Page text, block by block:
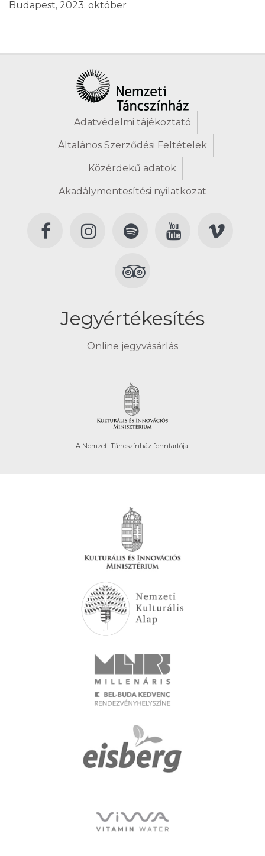
Budapest, 2023. október
Adatvédelmi tájékoztató
Általános Szerződési Feltételek
Közérdekű adatok
Akadálymentesítési nyilatkozat
Jegyértékesítés
Online jegyvásárlás
A Nemzeti Táncszínház fenntartója.